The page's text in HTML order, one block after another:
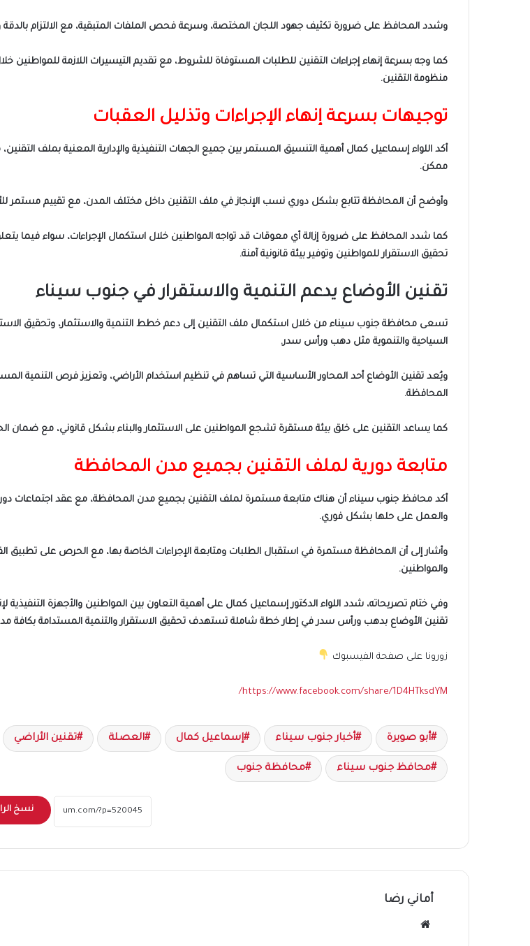
وشدد المحافظ على ضرورة تكثيف جهود اللجان المختصة، وسرعة فحص الملفات المتبقية، مع الالتزام
كما وجه بسرعة إنهاء إجراءات التقنين للطلبات المستوفاة للشروط، مع تقديم التيسيرات اللازمة
منظومة التقنين.
توجيهات بسرعة إنهاء الإجراءات وتذليل العقبات
أكد اللواء إسماعيل كمال أهمية التنسيق المستمر بين جميع الجهات التنفيذية والإدارية المعنية بملف
ممكن.
وأوضح أن المحافظة تتابع بشكل دوري نسب الإنجاز في ملف التقنين داخل مختلف المدن، مع تقييم مستمر
كما شدد المحافظ على ضرورة إزالة أي معوقات قد تواجه المواطنين خلال استكمال الإجراءات، سواء فيما يتعلق
تحقيق الاستقرار للمواطنين وتوفير بيئة قانونية آمنة.
تقنين الأوضاع يدعم التنمية والاستقرار في جنوب سيناء
تسعى محافظة جنوب سيناء من خلال استكمال ملف التقنين إلى دعم خطط التنمية والاستثمار، وتحقيق
السياحية والتنموية مثل دهب ورأس سدر.
ويُعد تقنين الأوضاع أحد المحاور الأساسية التي تساهم في تنظيم استخدام الأراضي، وتعزيز فرص التنمية
المحافظة.
كما يساعد التقنين على خلق بيئة مستقرة تشجع المواطنين على الاستثمار والبناء بشكل قانوني، مع ضمان
متابعة دورية لملف التقنين بجميع مدن المحافظة
أكد محافظ جنوب سيناء أن هناك متابعة مستمرة لملف التقنين بجميع مدن المحافظة، مع عقد اجتماعات دورية
والعمل على حلها بشكل فوري.
وأشار إلى أن المحافظة مستمرة في استقبال الطلبات ومتابعة الإجراءات الخاصة بها، مع الحرص على تطبيق
والمواطنين.
وفي ختام تصريحاته، شدد اللواء الدكتور إسماعيل كمال على أهمية التعاون بين المواطنين والأجهزة
تقنين الأوضاع بدهب ورأس سدر في إطار خطة شاملة تستهدف تحقيق الاستقرار والتنمية المستدامة بكافة
زورونا على صفحة الفيسبوك
https://www.facebook.com/share/1D4HTksdYM/
أبو صويرة أخبار جنوب سيناء إسماعيل كمال العصلة تقنين الأراضي
محافظ جنوب سيناء محافظة جنوب
نسخ
أماني رضا